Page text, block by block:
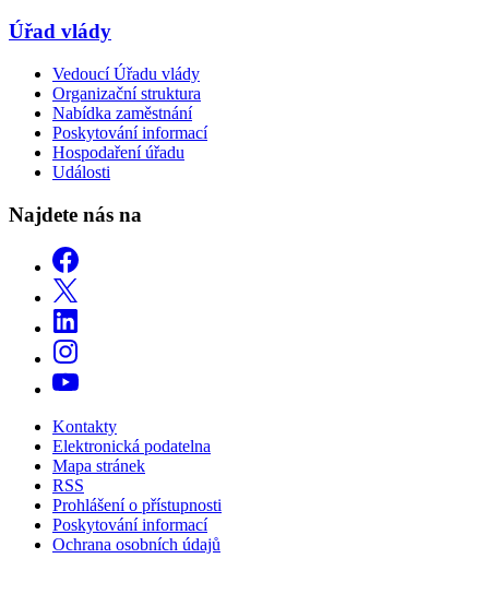
Úřad vlády
Vedoucí Úřadu vlády
Organizační struktura
Nabídka zaměstnání
Poskytování informací
Hospodaření úřadu
Události
Najdete nás na
Kontakty
Elektronická podatelna
Mapa stránek
RSS
Prohlášení o přístupnosti
Poskytování informací
Ochrana osobních údajů